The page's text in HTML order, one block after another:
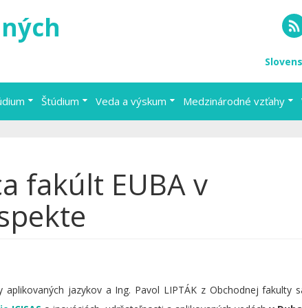
Štúdium Veda a výskum Medzinárodné vzťahy
fakúlt EUBA v
aplikovaných jazykov a Ing. Pavol LIPTÁK z Obchodnej fakulty